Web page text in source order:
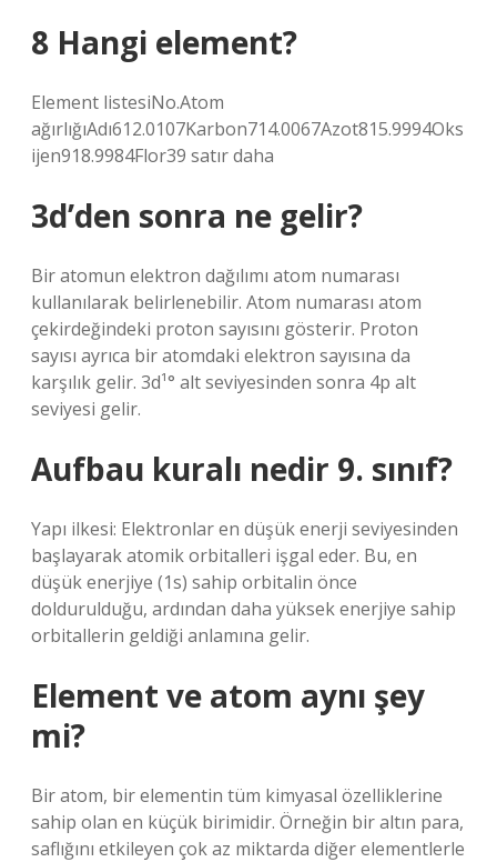
8 Hangi element?
Element listesiNo.Atom
ağırlığıAdı612.0107Karbon714.0067Azot815.9994Oks
ijen918.9984Flor39 satır daha
3d’den sonra ne gelir?
Bir atomun elektron dağılımı atom numarası
kullanılarak belirlenebilir. Atom numarası atom
çekirdeğindeki proton sayısını gösterir. Proton
sayısı ayrıca bir atomdaki elektron sayısına da
karşılık gelir. 3d¹° alt seviyesinden sonra 4p alt
seviyesi gelir.
Aufbau kuralı nedir 9. sınıf?
Yapı ilkesi: Elektronlar en düşük enerji seviyesinden
başlayarak atomik orbitalleri işgal eder. Bu, en
düşük enerjiye (1s) sahip orbitalin önce
doldurulduğu, ardından daha yüksek enerjiye sahip
orbitallerin geldiği anlamına gelir.
Element ve atom aynı şey
mi?
Bir atom, bir elementin tüm kimyasal özelliklerine
sahip olan en küçük birimidir. Örneğin bir altın para,
saflığını etkileyen çok az miktarda diğer elementlerle